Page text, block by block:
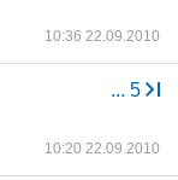
10:36 22.09.2010
... 5
10:20 22.09.2010